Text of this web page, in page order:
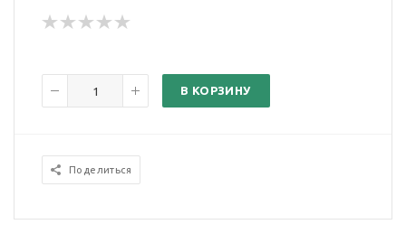
В КОРЗИНУ
Поделиться